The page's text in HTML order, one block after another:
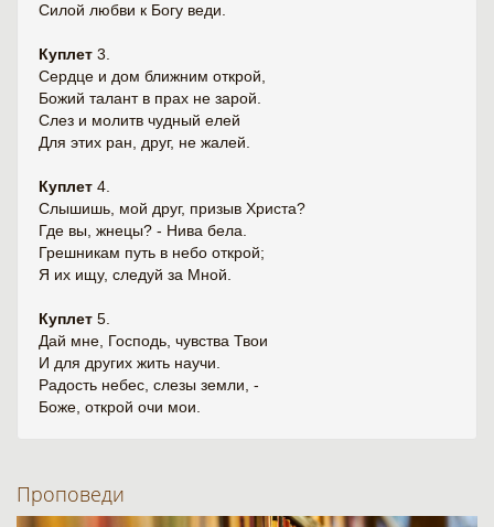
Силой любви к Богу веди.
Куплет 3.
Сердце и дом ближним открой,
Божий талант в прах не зарой.
Слез и молитв чудный елей
Для этих ран, друг, не жалей.
Куплет 4.
Слышишь, мой друг, призыв Христа?
Где вы, жнецы? - Нива бела.
Грешникам путь в небо открой;
Я их ищу, следуй за Мной.
Куплет 5.
Дай мне, Господь, чувства Твои
И для других жить научи.
Радость небес, слезы земли, -
Боже, открой очи мои.
Проповеди